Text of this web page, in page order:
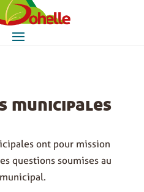
municipales
ont pour mission
questions soumises au